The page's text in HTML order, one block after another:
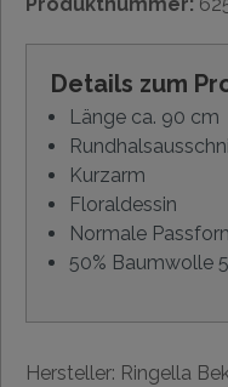
Details zum
Länge ca. 90 cm
Kurzarm
Floraldessin
Normale
50% Baumwolle
Hersteller: Ringella